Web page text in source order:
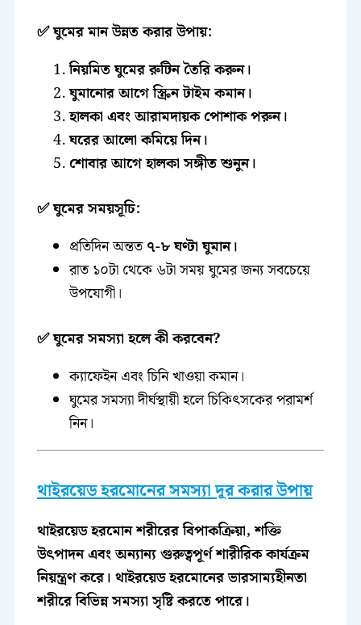
✅ ঘুমের মান উন্নত করার উপায়:
নিয়মিত ঘুমের রুটিন তৈরি করুন।
ঘুমানোর আগে স্ক্রিন টাইম কমান।
হালকা এবং আরামদায়ক পোশাক পরুন।
ঘরের আলো কমিয়ে দিন।
শোবার আগে হালকা সঙ্গীত শুনুন।
✅ ঘুমের সময়সূচি:
প্রতিদিন অন্তত৭-৮ ঘণ্টা ঘুমান।
রাত ১০টা থেকে ৬টা সময় ঘুমের জন্য সবচেয়ে
উপযোগী।
✅ ঘুমের সমস্যা হলে কী করবেন?
ক্যাফেইন এবং চিনি খাওয়া কমান।
ঘুমের সমস্যা দীর্ঘস্থায়ী হলে চিকিৎসকের পরামর্শ
নিন।
থাইরয়েড হরমোনের সমস্যা দূর করার উপায়
থাইরয়েড হরমোন শরীরের বিপাকক্রিয়া, শক্তি
উৎপাদন এবং অন্যান্য গুরুত্বপূর্ণ শারীরিক কার্যক্রম
নিয়ন্ত্রণ করে। থাইরয়েড হরমোনের ভারসাম্যহীনতা
শরীরে বিভিন্ন সমস্যা সৃষ্টি করতে পারে।